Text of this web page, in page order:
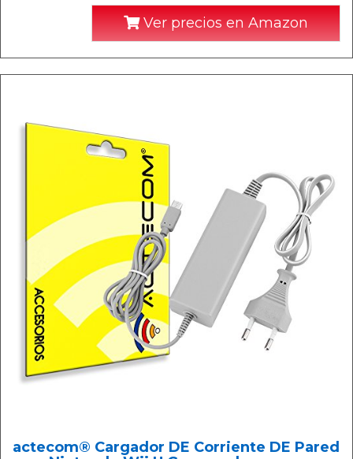
Ver precios en Amazon
actecom® Cargador DE Corriente DE Pared